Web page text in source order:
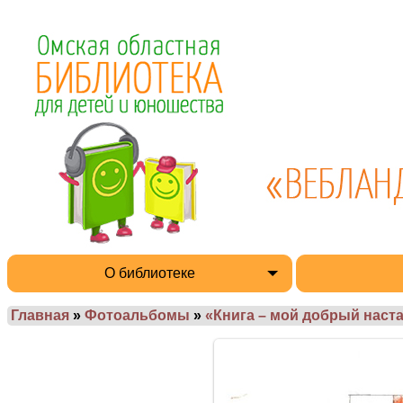
О библиотеке
Главная » Фотоальбомы » «Книга – мой добрый